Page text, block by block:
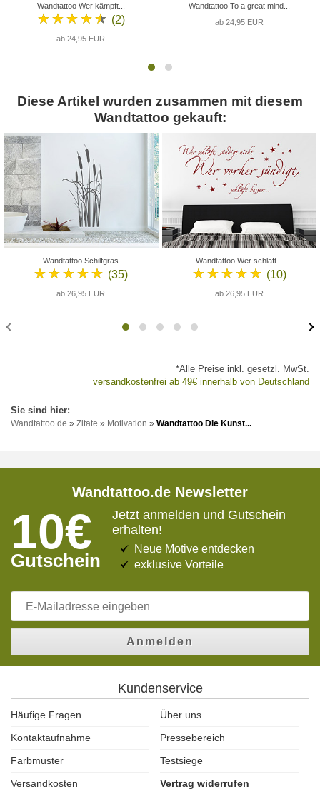
Wandtattoo Wer kämpft...
★★★★★ (2)
ab 24,95 EUR
Wandtattoo To a great mind...
ab 24,95 EUR
Diese Artikel wurden zusammen mit diesem
Wandtattoo gekauft:
Wandtattoo Schilfgras
★★★★★ (35)
ab 26,95 EUR
Wandtattoo Wer schläft...
★★★★★ (10)
ab 26,95 EUR
*Alle Preise inkl. gesetzl. MwSt.
versandkostenfrei ab 49€ innerhalb von Deutschland
Wandtattoo.de » Zitate » Motivation » Wandtattoo Die Kunst...
Wandtattoo.de Newsletter
10€
Gutschein
Jetzt anmelden und Gutschein
erhalten!
Neue Motive entdecken
exklusive Vorteile
Anmelden
Kundenservice
Häufige Fragen
Über uns
Kontaktaufnahme
Pressebereich
Farbmuster
Testsiege
Versandkosten
Vertrag widerrufen